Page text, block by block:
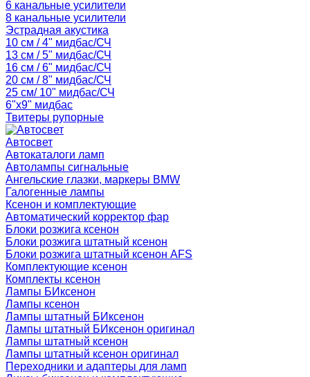
6 канальные усилители
8 канальные усилители
Эстрадная акустика
10 см / 4" мидбас/СЧ
13 см / 5" мидбас/СЧ
16 см / 6" мидбас/СЧ
20 см / 8" мидбас/СЧ
25 см/ 10" мидбас/СЧ
6"x9" мидбас
Твитеры рупорные
Автосвет
Автокаталоги ламп
Автолампы сигнальные
Ангельские глазки, маркеры BMW
Галогенные лампы
Ксенон и комплектующие
Автоматический корректор фар
Блоки розжига ксенон
Блоки розжига штатный ксенон
Блоки розжига штатный ксенон AFS
Комплектующие ксенон
Комплекты ксенон
Лампы БИксенон
Лампы ксенон
Лампы штатный БИксенон
Лампы штатный БИксенон оригинал
Лампы штатный ксенон
Лампы штатный ксенон оригинал
Переходники и адаптеры для ламп